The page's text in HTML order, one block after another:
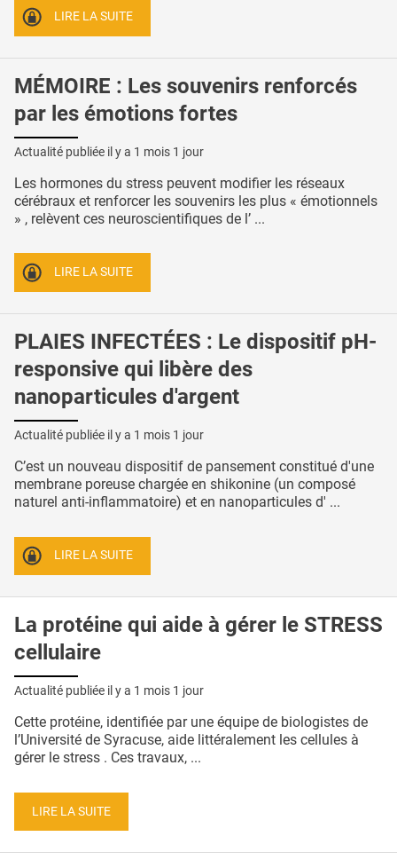
LIRE LA SUITE
MÉMOIRE : Les souvenirs renforcés
par les émotions fortes
Actualité publiée il y a 1 mois 1 jour
Les hormones du stress peuvent modifier les réseaux
cérébraux et renforcer les souvenirs les plus « émotionnels
» , relèvent ces neuroscientifiques de l’ ...
LIRE LA SUITE
PLAIES INFECTÉES : Le dispositif pH-
responsive qui libère des
nanoparticules d'argent
Actualité publiée il y a 1 mois 1 jour
C’est un nouveau dispositif de pansement constitué d'une
membrane poreuse chargée en shikonine (un composé
naturel anti-inflammatoire) et en nanoparticules d' ...
LIRE LA SUITE
La protéine qui aide à gérer le STRESS
cellulaire
Actualité publiée il y a 1 mois 1 jour
Cette protéine, identifiée par une équipe de biologistes de
l’Université de Syracuse, aide littéralement les cellules à
gérer le stress . Ces travaux, ...
LIRE LA SUITE